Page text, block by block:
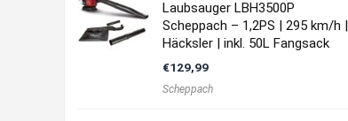
Laubsauger LBH3500P
Scheppach – 1,2PS | 295 km/h |
Häcksler | inkl. 50L Fangsack
€129,99
Scheppach